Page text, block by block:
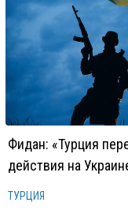
Фидан: «Турция
действия на
ТУРЦИЯ